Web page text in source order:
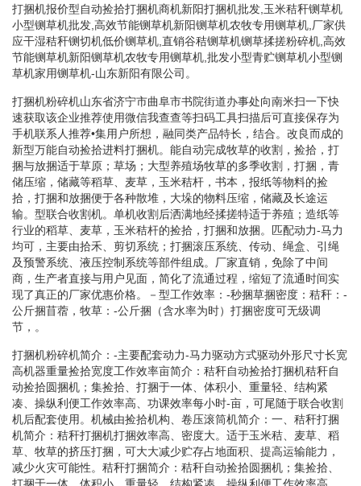
打捆机报价型自动捡拾打捆机商机新阳打捆机批发,玉米秸秆铡草机
小型铡草机批发,高效节能铡草机新阳铡草机农牧专用铡草机,厂家供
应干湿秸秆铡切机低价铡草机,直销谷秸铡草机铡草揉搓粉碎机,高效
节能铡草机新阳铡草机农牧专用铡草机,批发小型青贮铡草机小型铡
草机家用铡草机-山东新阳有限公司。
打捆机粉碎机山东省济宁市曲阜市书院街道办事处向南米扫一下快
速获取该企业推荐使用微信我查查等扫码工具扫描后可直接保存为
手机联系人推荐•集用户所想，融同类产品特长，结合。改良而成的
新型万能自动捡拾进料打捆机。能自动完成牧草的收割，捡拾，打
捆与放捆适于草原；草场；大型养殖场牧草的多季收割，打捆，青
储压缩，储藏等稻草、麦草，玉米秸杆，书本，报纸等物料的捡
拾，打捆和放捆便于各种散堆，大垛的物料压缩，储藏及长途运
输。型联合收割机。单机收割后洒满地经揉搓特适于养殖；造纸等
行业的稻草、麦草，玉米秸杆的捡拾，打捆和放捆。匹配动力-马力
均可，主要由拾禾、剪切系统；打捆滚压系统、传动、绳盒、引绳
及预警系统、液压控制系统等部件组成。厂家直销，免除了中间
商，生产者直接与用户见面，简化了流通过程，缩短了流通时间实
现了真正的厂家优惠价格。－型工作效率：-秒捆草捆密度：秸秆：-
公斤捆苜蓿，牧草：-公斤捆（含水率为时）打捆密度可无级调
节，。
打捆机粉碎机简介：-主要配套动力-马力驱动方式驱动外形尺寸长宽
高机器重量捡拾宽度工作效率亩简介：秸秆自动捡拾打捆机秸秆自
动捡拾圆捆机；集捡拾、打捆于一体、体积小、重量轻、结构紧
凑、操纵利便工作效率高、功课效率每小时-亩，可尾随于联合收割
机后配套使用。机械由捡拾机构、卷压滚筒机简介：一、秸秆打捆
机简介：秸秆打捆机打捆效率高、密度大。适于玉米秸、麦草、稻
草、牧草的挤压打捆，可大大减少贮存占地面积、提高运输能力，
减少火灾可能性。秸秆打捆简介：秸秆自动捡拾圆捆机；集捡拾、